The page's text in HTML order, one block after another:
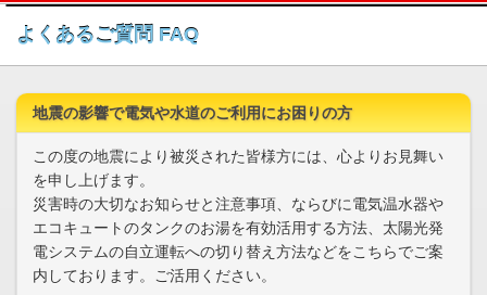
このページの本文へ
よくあるご質問 FAQ
地震の影響で電気や水道のご利用にお困りの方
この度の地震により被災された皆様方には、心よりお見舞い
を申し上げます。
災害時の大切なお知らせと注意事項、ならびに電気温水器や
エコキュートのタンクのお湯を有効活用する方法、太陽光発
電システムの自立運転への切り替え方法などをこちらでご案
内しております。ご活用ください。